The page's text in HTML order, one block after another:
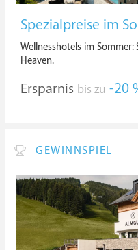
Spezialpreise im
Wellnesshotels im
Heaven.
Ersparnis bis zu -20
GEWINNSPIEL